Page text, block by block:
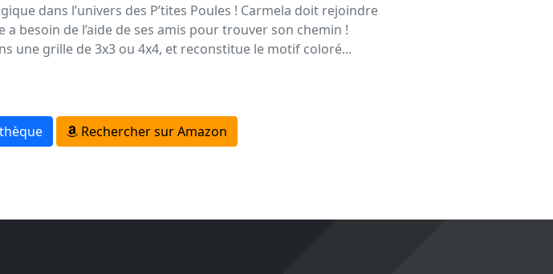
dans l’univers des P’tites Poules ! Carmela doit rejoindre
a besoin de l’aide de ses amis pour trouver son chemin !
une grille de 3x3 ou 4x4, et reconstitue le motif coloré...
Rechercher sur Amazon